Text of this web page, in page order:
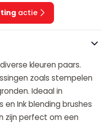
actie
kleuren paars.
zoals stempelen
Ideaal in
Ink blending brushes
zijn perfect om een